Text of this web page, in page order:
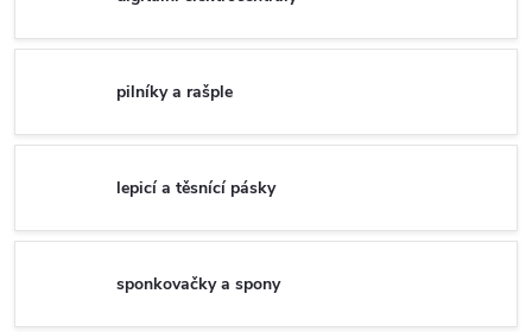
pilníky a rašple
lepicí a těsnící pásky
sponkovačky a spony